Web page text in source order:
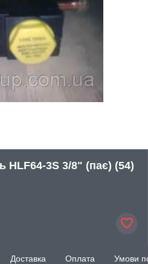
HLF64-3S 3/8" (пає) (54)
Доставка Оплата Умови